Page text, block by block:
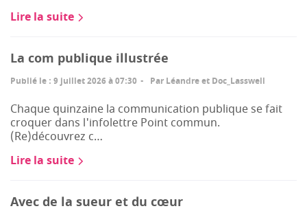
Lire la suite
La com publique illustrée
Publié le : 9 juillet 2026 à 07:30 Par Léandre et Doc_Lasswell
Chaque quinzaine la communication publique se fait
croquer dans l'infolettre Point commun.
(Re)découvrez c…
Lire la suite
Avec de la sueur et du cœur